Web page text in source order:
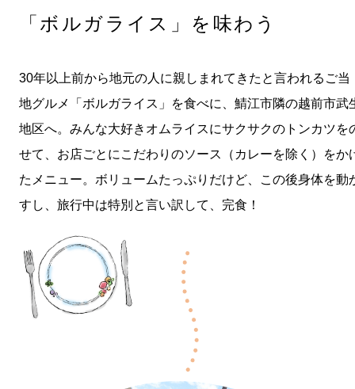
「ボルガライス」を味わう
30年以上前から地元の人に親しまれてきたと言われるご当
地グルメ「ボルガライス」を食べに、鯖江市隣の越前市武
地区へ。みんな大好きオムライスにサクサクのトンカツを
せて、お店ごとにこだわりのソース（カレーを除く）をか
たメニュー。ボリュームたっぷりだけど、この後身体を動
すし、旅行中は特別と言い訳して、完食！